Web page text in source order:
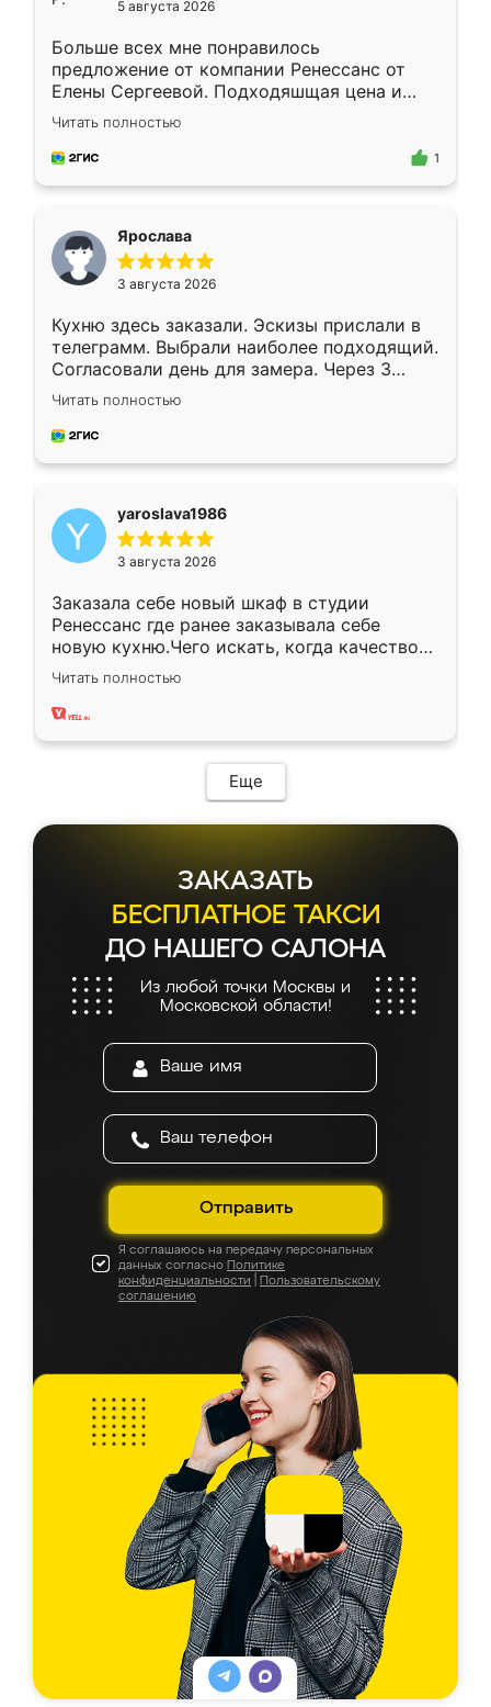
5 августа 2026
Больше всех мне понравилось
предложение от компании Ренессанс от
Елены Сергеевой. Подходяшщая цена и
короткие сроки изготовления. Приехавший
для замера сотрудник Владислав
предложил по моему эскизу самый
Читать полностью
1
Ярослава
3 августа 2026
Кухню здесь заказали. Эскизы прислали в
телеграмм. Выбрали наиболее подходящий.
Согласовали день для замера. Через 3
недели кухня была уже готова. Остались
довольны работой. Спасибо Ренессанс
мебель за качественную работу!
Читать полностью
yaroslava1986
3 августа 2026
Заказала себе новый шкаф в студии
Ренессанс где ранее заказывала себе
новую кухню.Чего искать, когда качеством
вполне довольна. Служит кухня уже почти
два года, нареканий нет.
Читать полностью
Еще
ЗАКАЗАТЬ
БЕСПЛАТНОЕ ТАКСИ
ДО НАШЕГО САЛОНА
Из любой точки Москвы и
Московской области!
Отправить
Я соглашаюсь на передачу персональных
данных согласно Политике
конфиденциальности
Пользовательскому
соглашению